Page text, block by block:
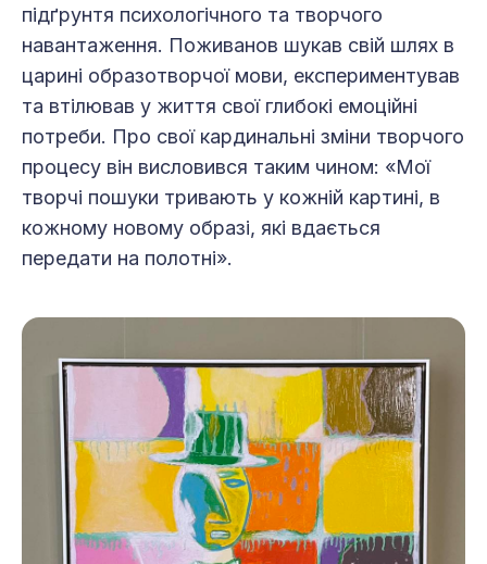
підґрунтя психологічного та творчого
навантаження. Поживанов шукав свій шлях в
царині образотворчої мови, експериментував
та втілював у життя свої глибокі емоційні
потреби. Про свої кардинальні зміни творчого
процесу він висловився таким чином: «Мої
творчі пошуки тривають у кожній картині, в
кожному новому образі, які вдається
передати на полотні».